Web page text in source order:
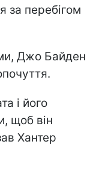
за перебігом
Джо Байден
і його
щоб він
Хантер